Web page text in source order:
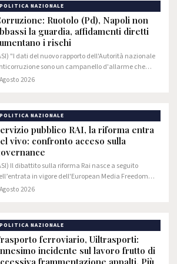
POLITICA NAZIONALE
Ruotolo (Pd), Napoli non
la guardia, affidamenti diretti
i rischi
"I dati del nuovo rapporto dell'Autorità nazionale
sono un campanello d'allarme che
tutto il Paese e che, per Napoli e la Campania,
2026
POLITICA NAZIONALE
pubblico RAI, la riforma entra
vivo: confronto acceso sulla
Il dibattito sulla riforma Rai nasce a seguito
in vigore dell'European Media Freedom
il regolamento europeo che introduce nuove
2026
POLITICA NAZIONALE
ferroviario, Uiltrasporti:
incidente sul lavoro frutto di
frammentazione appalti. Più